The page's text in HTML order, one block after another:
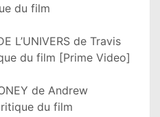
du film
L’UNIVERS de Travis
du film [Prime Video]
de Andrew
du film